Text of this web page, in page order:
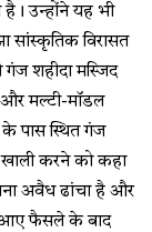
उन्होंने यह भी
सांस्कृतिक विरासत
गंज शहीदा मस्जिद
और मल्टी-मॉडल
के पास स्थित गंज
खाली करने को कहा
अवैध ढांचा है और
आए फैसले के बाद